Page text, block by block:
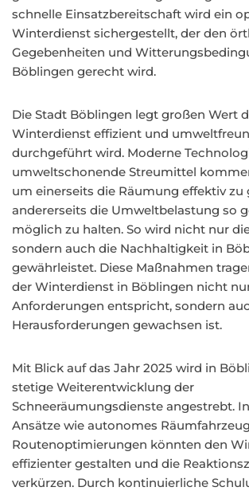
schnelle Einsatzbereitschaft wird ein
Winterdienst sichergestellt, der den
Gegebenheiten und
Böblingen gerecht wird.
Die Stadt Böblingen legt großen Wert
Winterdienst effizient und
durchgeführt wird. Moderne
umweltschonende Streumittel
um einerseits die Räumung effektiv zu
andererseits die Umweltbelastung so
möglich zu halten. So wird nicht nur
sondern auch die Nachhaltigkeit in
gewährleistet. Diese Maßnahmen
der Winterdienst in Böblingen nicht
Anforderungen entspricht, sondern
Herausforderungen gewachsen ist.
Mit Blick auf das Jahr 2025 wird in
stetige Weiterentwicklung der
Schneeräumungsdienste angestrebt.
Ansätze wie autonomes
Routenoptimierungen könnten den
effizienter gestalten und die
verkürzen. Durch kontinuierliche